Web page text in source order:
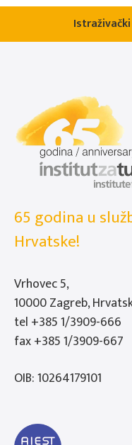
65 godina u
Hrvatske!
Vrhovec 5,
10000 Zagreb,
tel +385 1/3909-666
fax +385 1/3909-667
OIB: 10264179101